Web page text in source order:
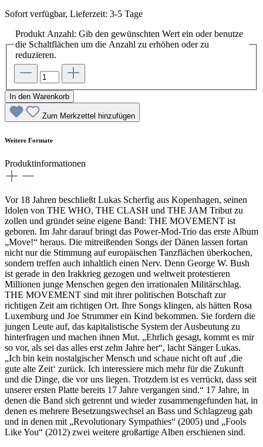
Sofort verfügbar, Lieferzeit: 3-5 Tage
Produkt Anzahl: Gib den gewünschten Wert ein oder benutze
die Schaltflächen um die Anzahl zu erhöhen oder zu
reduzieren.
In den Warenkorb
Zum Merkzettel hinzufügen
Weitere Formate
Produktinformationen
Vor 18 Jahren beschließt Lukas Scherfig aus Kopenhagen, seinen
Idolen von THE WHO, THE CLASH und THE JAM Tribut zu
zollen und gründet seine eigene Band: THE MOVEMENT ist
geboren. Im Jahr darauf bringt das Power-Mod-Trio das erste Album
„Move!“ heraus. Die mitreißenden Songs der Dänen lassen fortan
nicht nur die Stimmung auf europäischen Tanzflächen überkochen,
sondern treffen auch inhaltlich einen Nerv. Denn George W. Bush
ist gerade in den Irakkrieg gezogen und weltweit protestieren
Millionen junge Menschen gegen den irrationalen Militärschlag.
THE MOVEMENT sind mit ihrer politischen Botschaft zur
richtigen Zeit am richtigen Ort. Ihre Songs klingen, als hätten Rosa
Luxemburg und Joe Strummer ein Kind bekommen. Sie fordern die
jungen Leute auf, das kapitalistische System der Ausbeutung zu
hinterfragen und machen ihnen Mut. „Ehrlich gesagt, kommt es mir
so vor, als sei das alles erst zehn Jahre her“, lacht Sänger Lukas.
„Ich bin kein nostalgischer Mensch und schaue nicht oft auf ‚die
gute alte Zeit‘ zurück. Ich interessiere mich mehr für die Zukunft
und die Dinge, die vor uns liegen. Trotzdem ist es verrückt, dass seit
unserer ersten Platte bereits 17 Jahre vergangen sind.“ 17 Jahre, in
denen die Band sich getrennt und wieder zusammengefunden hat, in
denen es mehrere Besetzungswechsel an Bass und Schlagzeug gab
und in denen mit „Revolutionary Sympathies“ (2005) und „Fools
Like You“ (2012) zwei weitere großartige Alben erschienen sind.